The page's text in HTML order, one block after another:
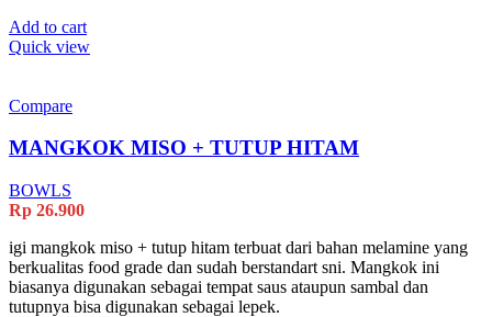
Add to cart
Quick view
Compare
MANGKOK MISO + TUTUP HITAM
BOWLS
Rp 26.900
igi mangkok miso + tutup hitam terbuat dari bahan melamine yang
berkualitas food grade dan sudah berstandart sni. Mangkok ini
biasanya digunakan sebagai tempat saus ataupun sambal dan
tutupnya bisa digunakan sebagai lepek.